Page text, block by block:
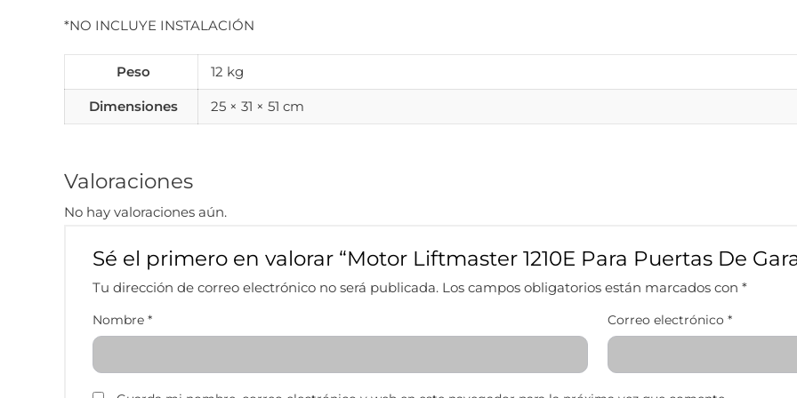
*NO INCLUYE INSTALACIÓN
Peso 12 kg
Dimensiones 25 × 31 × 51 cm
Valoraciones
No hay valoraciones aún.
Sé el primero en valorar “Motor Liftmaster 1210E Para Puertas De
Tu dirección de correo electrónico no será publicada. Los campos obligatorios están marcados con *
Nombre * Correo electrónico*